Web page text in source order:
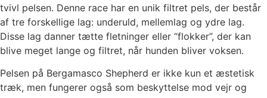
tvivl pelsen. Denne race har en unik filtret pels, der består
af tre forskellige lag: underuld, mellemlag og ydre lag.
Disse lag danner tætte fletninger eller “flokker”, der kan
blive meget lange og filtret, når hunden bliver voksen.
Pelsen på Bergamasco Shepherd er ikke kun et æstetisk
træk, men fungerer også som beskyttelse mod vejr og